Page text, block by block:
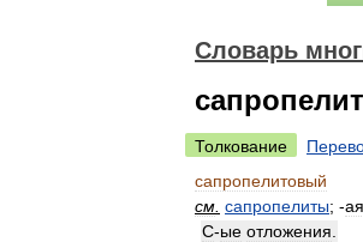
Словарь
Толкование
сапропелитовый
см сапропелиты; -ая
С-ые отложения